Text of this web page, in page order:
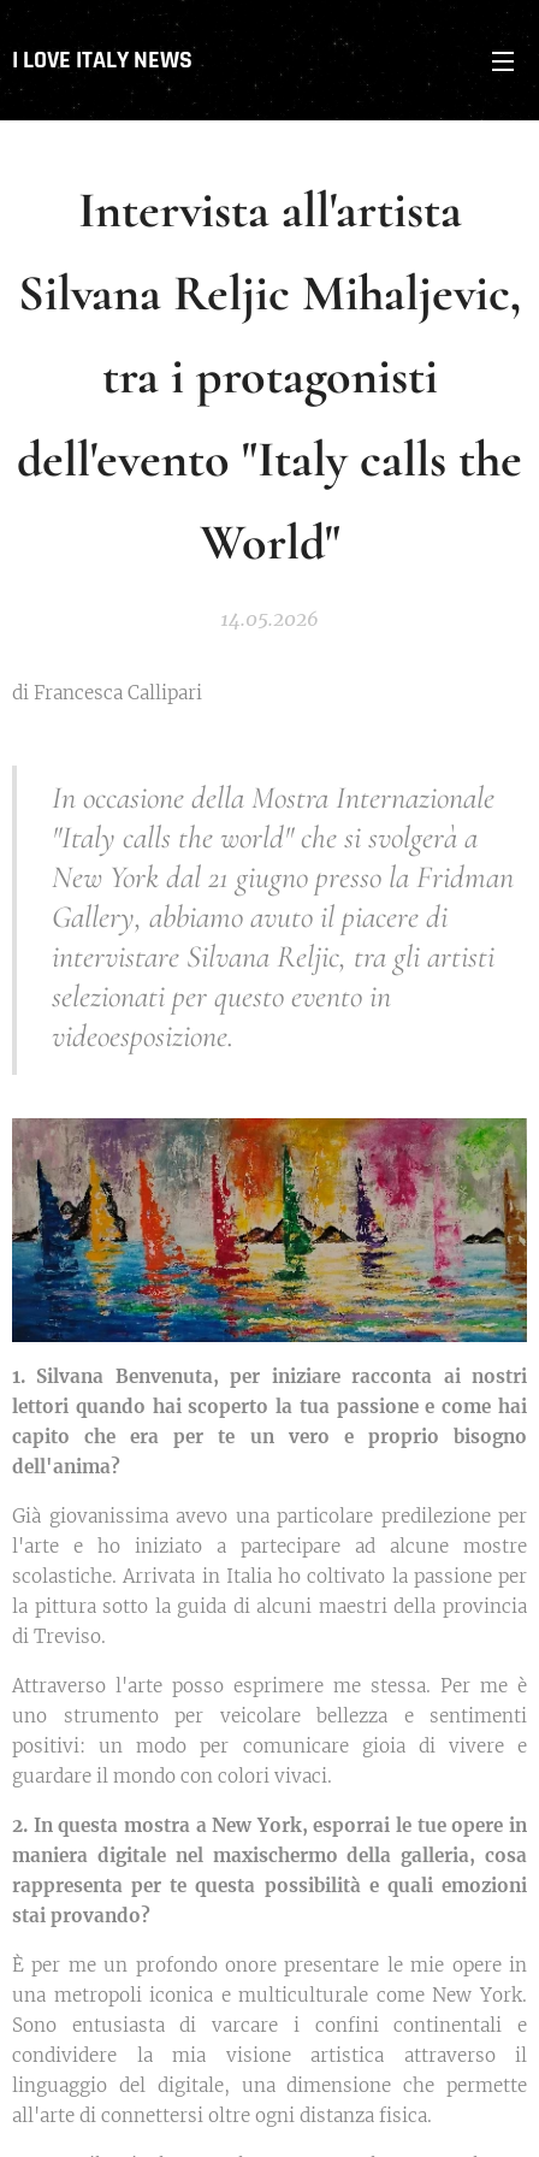
I LOVE ITALY NEWS
Intervista all'artista
Silvana Reljic Mihaljevic,
tra i protagonisti
dell'evento "Italy calls the
World"
14.05.2026
di Francesca Callipari
In occasione della Mostra Internazionale
"Italy calls the world" che si svolgerà a
New York dal 21 giugno presso la Fridman
Gallery, abbiamo avuto il piacere di
intervistare Silvana Reljic, tra gli artisti
selezionati per questo evento in
videoesposizione.
1. Silvana Benvenuta, per iniziare racconta ai nostri
lettori quando hai scoperto la tua passione e come hai
capito che era per te un vero e proprio bisogno
dell'anima?
Già giovanissima avevo una particolare predilezione per
l'arte e ho iniziato a partecipare ad alcune mostre
scolastiche. Arrivata in Italia ho coltivato la passione per
la pittura sotto la guida di alcuni maestri della provincia
di Treviso.
Attraverso l'arte posso esprimere me stessa. Per me è
uno strumento per veicolare bellezza e sentimenti
positivi: un modo per comunicare gioia di vivere e
guardare il mondo con colori vivaci.
2. In questa mostra a New York, esporrai le tue opere in
maniera digitale nel maxischermo della galleria, cosa
rappresenta per te questa possibilità e quali emozioni
stai provando?
È per me un profondo onore presentare le mie opere in
una metropoli iconica e multiculturale come New York.
Sono entusiasta di varcare i confini continentali e
condividere la mia visione artistica attraverso il
linguaggio del digitale, una dimensione che permette
all'arte di connettersi oltre ogni distanza fisica.